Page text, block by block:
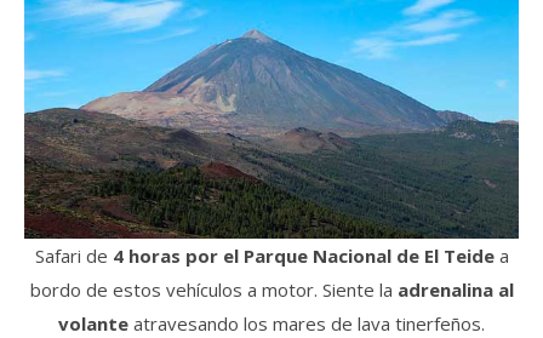
Safari de 4 horas por el Parque Nacional de El Teidea
bordo de estos vehículos a motor. Siente la adrenalina al
volante atravesando los mares de lava tinerfeños.